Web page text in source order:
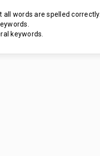
all words are spelled correctly.
keywords.